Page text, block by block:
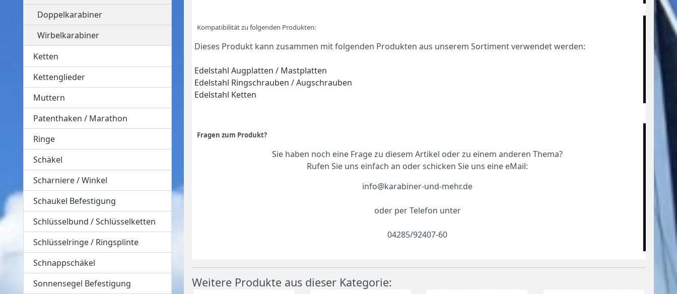
Doppelkarabiner
Wirbelkarabiner
Ketten
Kettenglieder
Muttern
Patenthaken / Marathon
Ringe
Schäkel
Scharniere / Winkel
Schaukel Befestigung
Schlüsselbund / Schlüsselketten
Schlüsselringe / Ringsplinte
Schnappschäkel
Sonnensegel Befestigung
Kompatibilität zu folgenden Produkten:
Dieses Produkt kann zusammen mit folgenden Produkten aus unserem Sortiment verwendet werden:
Edelstahl Augplatten / Mastplatten
Edelstahl Ringschrauben / Augschrauben
Edelstahl Ketten
Fragen zum Produkt?
Sie haben noch eine Frage zu diesem Artikel oder zu einem anderen Thema?
Rufen Sie uns einfach an oder schicken Sie uns eine eMail:
info@karabiner-und-mehr.de
oder per Telefon unter
04285/92407-60
Weitere Produkte aus dieser Kategorie: